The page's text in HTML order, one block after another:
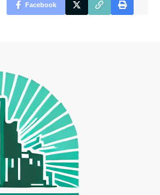
Facebook